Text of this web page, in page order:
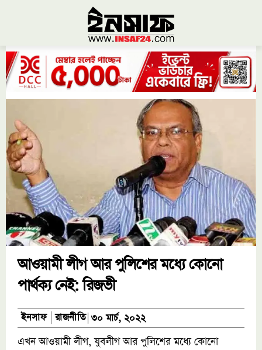
আওয়ামী লীগ আর পুলিশের মধ্যে কোনো
পার্থক্য নেই: রিজভী
ইনসাফ রাজনীতি ৩০ মার্চ, ২০২২
এখন আওয়ামী লীগ, যুবলীগ আর পুলিশের মধ্যে কোনো